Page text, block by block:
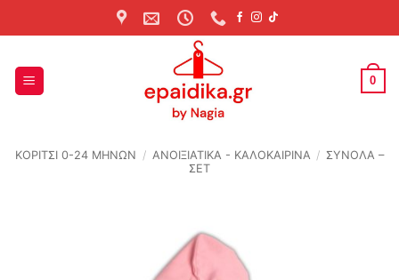
to
0
ΚΟΡΙΤΣΙ 0-24 MΗΝΩΝ / ΑΝΟΙΞΙΆΤΙΚΑ - ΚΑΛΟΚΑΙΡΙΝΆ / ΣΥΝΟΛΑ –
ΣΕΤ